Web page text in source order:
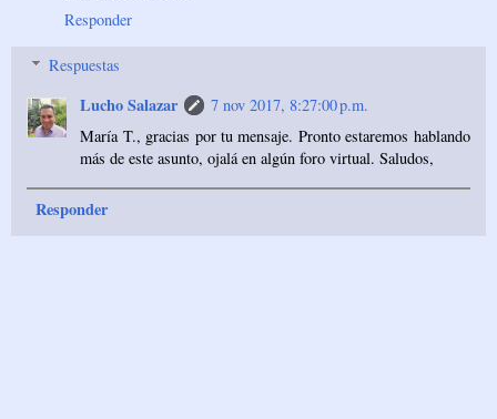
Responder
Respuestas
Lucho Salazar
7 nov 2017, 8:27:00 p.m.
María T., gracias por tu mensaje. Pronto estaremos hablando
más de este asunto, ojalá en algún foro virtual. Saludos,
Responder